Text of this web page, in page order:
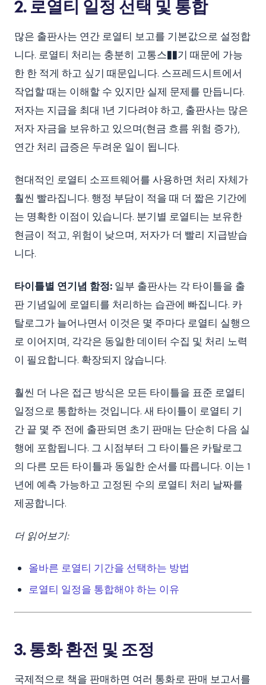
2. 로열티 일정 선택 및 통합
많은 출판사는 연간 로열티 보고를 기본값으로 설정합
니다. 로열티 처리는 충분히 고통스��기 때문에 가능
한 한 적게 하고 싶기 때문입니다. 스프레드시트에서
작업할 때는 이해할 수 있지만 실제 문제를 만듭니다.
저자는 지급을 최대 1년 기다려야 하고, 출판사는 많은
저자 자금을 보유하고 있으며(현금 흐름 위험 증가),
연간 처리 급증은 두려운 일이 됩니다.
현대적인 로열티 소프트웨어를 사용하면 처리 자체가
훨씬 빨라집니다. 행정 부담이 적을 때 더 짧은 기간에
는 명확한 이점이 있습니다. 분기별 로열티는 보유한
현금이 적고, 위험이 낮으며, 저자가 더 빨리 지급받습
니다.
타이틀별 연기념 함정: 일부 출판사는 각 타이틀을 출
판 기념일에 로열티를 처리하는 습관에 빠집니다. 카
탈로그가 늘어나면서 이것은 몇 주마다 로열티 실행으
로 이어지며, 각각은 동일한 데이터 수집 및 처리 노력
이 필요합니다. 확장되지 않습니다.
훨씬 더 나은 접근 방식은 모든 타이틀을 표준 로열티
일정으로 통합하는 것입니다. 새 타이틀이 로열티 기
간 끝 몇 주 전에 출판되면 초기 판매는 단순히 다음 실
행에 포함됩니다. 그 시점부터 그 타이틀은 카탈로그
의 다른 모든 타이틀과 동일한 순서를 따릅니다. 이는 1
년에 예측 가능하고 고정된 수의 로열티 처리 날짜를
제공합니다.
더 읽어보기:
올바른 로열티 기간을 선택하는 방법
로열티 일정을 통합해야 하는 이유
3. 통화 환전 및 조정
국제적으로 책을 판매하면 여러 통화로 판매 보고서를